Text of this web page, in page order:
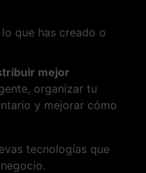
que has creado o
mejor
organizar tu
y mejorar cómo
tecnologías que